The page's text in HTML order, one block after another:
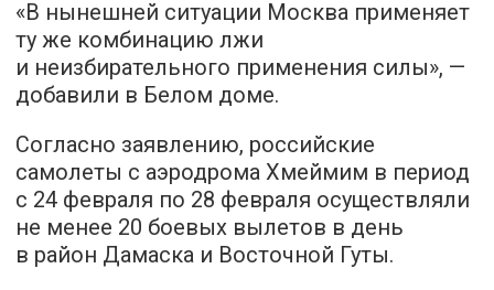
«В нынешней ситуации Москва применяет
ту же комбинацию лжи
и неизбирательного применения силы», —
добавили в Белом доме.
Согласно заявлению, российские
самолеты с аэродрома Хмеймим в период
с 24 февраля по 28 февраля осуществляли
не менее 20 боевых вылетов в день
в район Дамаска и Восточной Гуты.